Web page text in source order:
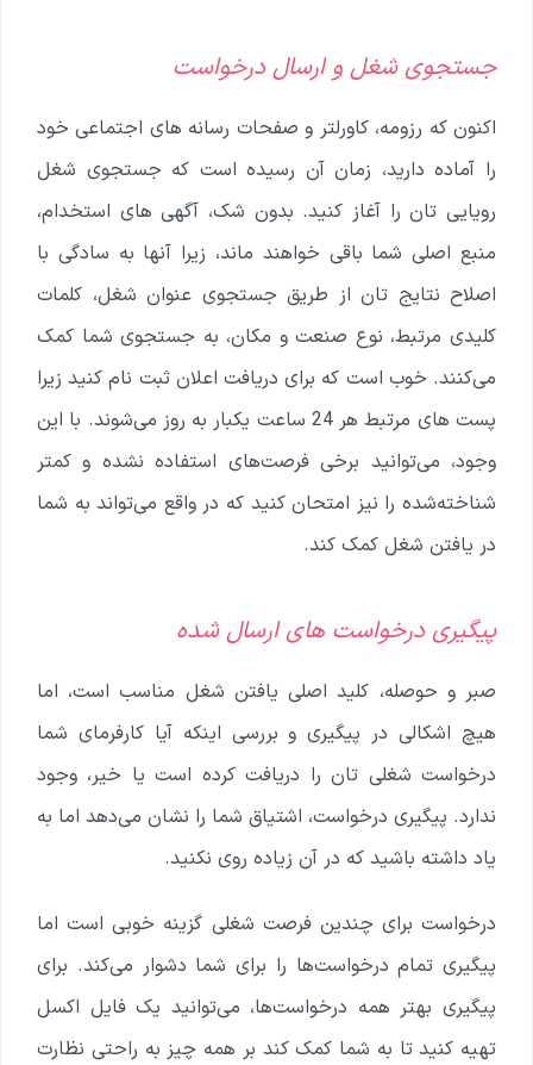
جستجوی شغل و ارسال درخواست
اکنون که رزومه، کاورلتر و صفحات رسانه های اجتماعی خود
را آماده دارید، زمان آن رسیده است که جستجوی شغل
رویایی تان را آغاز کنید. بدون شک، آگهی های استخدام،
منبع اصلی شما باقی خواهند ماند، زیرا آنها به سادگی با
اصلاح نتایج تان از طریق جستجوی عنوان شغل، کلمات
کلیدی مرتبط، نوع صنعت و مکان، به جستجوی شما کمک
می‌کنند. خوب است که برای دریافت اعلان ثبت نام کنید زیرا
پست های مرتبط هر 24 ساعت یکبار به روز می‌شوند. با این
وجود، می‌توانید برخی فرصت‌های استفاده نشده و کمتر
شناخته‌شده را نیز امتحان کنید که در واقع می‌تواند به شما
در یافتن شغل کمک کند.
پیگیری درخواست های ارسال شده
صبر و حوصله، کلید اصلی یافتن شغل مناسب است، اما
هیچ اشکالی در پیگیری و بررسی اینکه آیا کارفرمای شما
درخواست شغلی تان را دریافت کرده است یا خیر، وجود
ندارد. پیگیری درخواست، اشتیاق شما را نشان می‌دهد اما به
یاد داشته باشید که در آن زیاده روی نکنید.
درخواست برای چندین فرصت شغلی گزینه خوبی است اما
پیگیری تمام درخواست‌ها را برای شما دشوار می‌کند. برای
پیگیری بهتر همه درخواست‌ها، می‌توانید یک فایل اکسل
تهیه کنید تا به شما کمک کند بر همه چیز به راحتی نظارت